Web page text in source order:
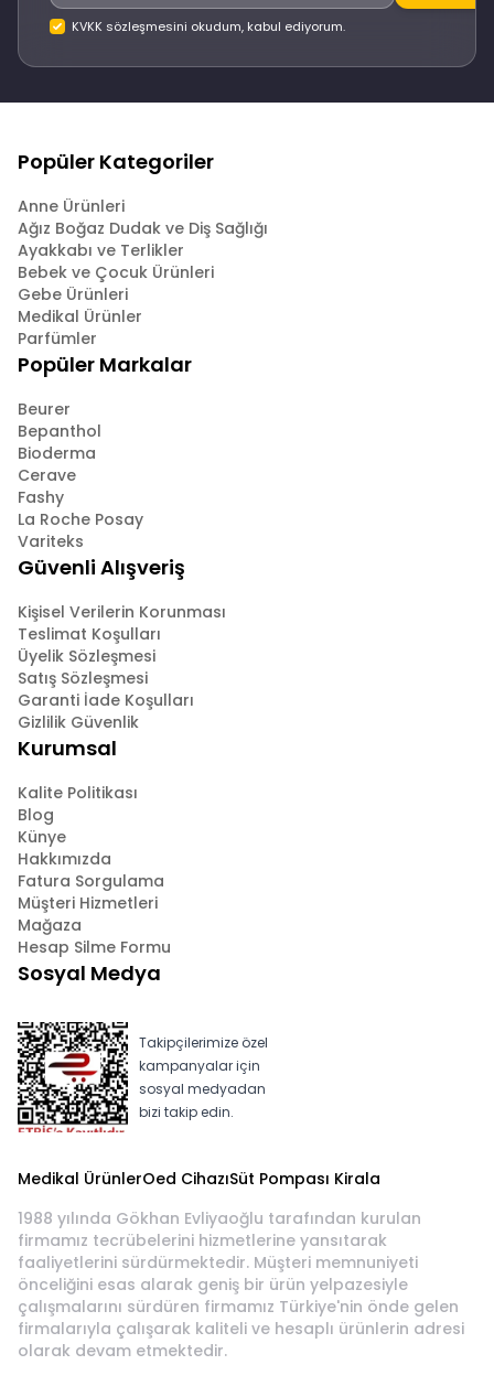
KVKK sözleşmesini okudum, kabul ediyorum.
Popüler Kategoriler
Anne Ürünleri
Ağız Boğaz Dudak ve Diş Sağlığı
Ayakkabı ve Terlikler
Bebek ve Çocuk Ürünleri
Gebe Ürünleri
Medikal Ürünler
Parfümler
Popüler Markalar
Beurer
Bepanthol
Bioderma
Cerave
Fashy
La Roche Posay
Variteks
Güvenli Alışveriş
Kişisel Verilerin Korunması
Teslimat Koşulları
Üyelik Sözleşmesi
Satış Sözleşmesi
Garanti İade Koşulları
Gizlilik Güvenlik
Kurumsal
Kalite Politikası
Blog
Künye
Hakkımızda
Fatura Sorgulama
Müşteri Hizmetleri
Mağaza
Hesap Silme Formu
Sosyal Medya
Takipçilerimize özel
kampanyalar için
sosyal medyadan
bizi takip edin.
Medikal ÜrünlerOed CihazıSüt Pompası Kirala
1988 yılında Gökhan Evliyaoğlu tarafından kurulan
firmamız tecrübelerini hizmetlerine yansıtarak
faaliyetlerini sürdürmektedir. Müşteri memnuniyeti
önceliğini esas alarak geniş bir ürün yelpazesiyle
çalışmalarını sürdüren firmamız Türkiye'nin önde gelen
firmalarıyla çalışarak kaliteli ve hesaplı ürünlerin adresi
olarak devam etmektedir.